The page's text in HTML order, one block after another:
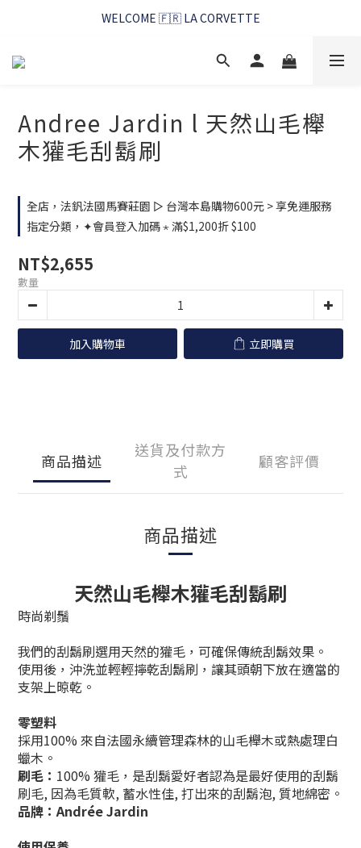
WELCOME 🇫🇷 LA CORVETTE
WELCOME 🇫🇷 LA CORVETTE
馬賽好友季~純淨清潔的相伴
Andree Jardin l 天然山毛櫸
木獾毛刮鬍刷
全店，法釩法國馬賽莊園 ▻ 台灣本島購物600元 > 享免運服務
指定分類，✦會員登入加碼 ⋆ 滿$1,200折 $100
NT$2,655
數量
加入購物車 立即購買
商品描述
送貨及付款方
式
顧客評價
商品描述
天然山毛櫸木獾毛刮鬍刷
時尚剃鬚
我們的刮鬍刷選用天然的獾毛，可確保傳統刮鬍效果。
使用後，沖洗並輕輕擰乾刮鬍刷，讓其頭朝下放在適當的
支架上晾乾。
零塑料
採用100% 來自法國永續管理森林的山毛櫸木或熱處理白
蠟木。
刷毛： 100% 獾毛，是刮鬍愛好者認為是最好使用的刮鬍
刷毛, 因為毛質軟, 蓄水性佳, 打出來的刮鬍泡, 質地綿密。
品牌：Andrée Jardin